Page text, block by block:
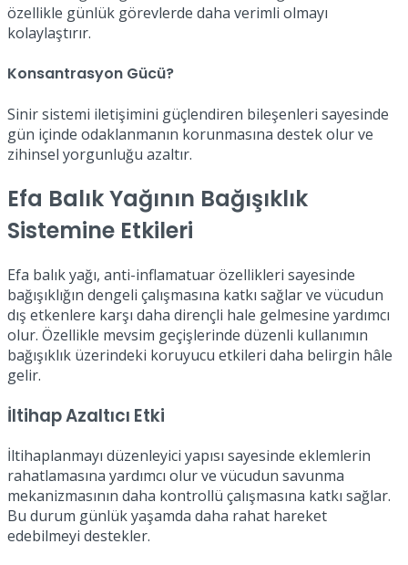
özellikle günlük görevlerde daha verimli olmayı
kolaylaştırır.
Konsantrasyon Gücü?
Sinir sistemi iletişimini güçlendiren bileşenleri sayesinde
gün içinde odaklanmanın korunmasına destek olur ve
zihinsel yorgunluğu azaltır.
Efa Balık Yağının Bağışıklık
Sistemine Etkileri
Efa balık yağı, anti-inflamatuar özellikleri sayesinde
bağışıklığın dengeli çalışmasına katkı sağlar ve vücudun
dış etkenlere karşı daha dirençli hale gelmesine yardımcı
olur. Özellikle mevsim geçişlerinde düzenli kullanımın
bağışıklık üzerindeki koruyucu etkileri daha belirgin hâle
gelir.
İltihap Azaltıcı Etki
İltihaplanmayı düzenleyici yapısı sayesinde eklemlerin
rahatlamasına yardımcı olur ve vücudun savunma
mekanizmasının daha kontrollü çalışmasına katkı sağlar.
Bu durum günlük yaşamda daha rahat hareket
edebilmeyi destekler.